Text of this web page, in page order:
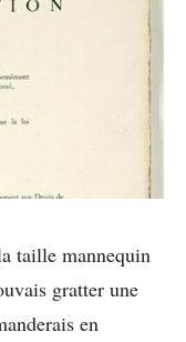
taille mannequin
gratter une
en